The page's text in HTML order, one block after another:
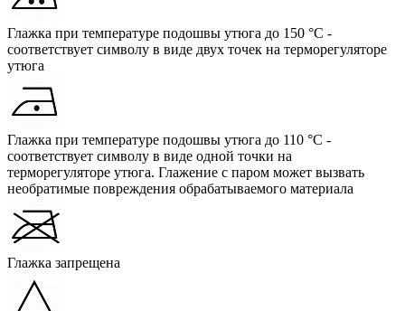
Глажка при температуре подошвы утюга до 150 °C -
соответствует символу в виде двух точек на терморегуляторе
утюга
Глажка при температуре подошвы утюга до 110 °C -
соответствует символу в виде одной точки на
терморегуляторе утюга. Глажение с паром может вызвать
необратимые повреждения обрабатываемого материала
Глажка запрещена